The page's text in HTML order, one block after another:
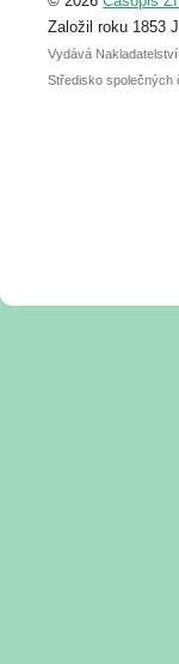
posteru je už
Založil roku 1853
Vydává Nakladatelství
Středisko společných